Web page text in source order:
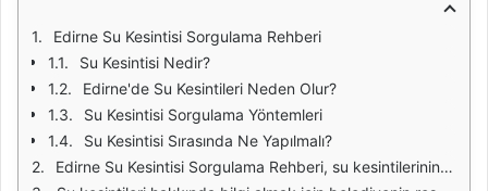
Edirne Su Kesintisi Sorgulama Rehberi
Su Kesintisi Nedir?
Edirne'de Su Kesintileri Neden Olur?
Su Kesintisi Sorgulama Yöntemleri
Su Kesintisi Sırasında Ne Yapılmalı?
Edirne Su Kesintisi Sorgulama Rehberi, su kesintilerinin önceden planlanması ve kullanıcıların bu süreçten en az şekilde etkilenmesi için son derece önemlidir. Belediye, kesintilerin sebebi ve süresi hakkında halkı bilgilendirmek amacıyla çeşitli yollarla iletişim kurmaktadır. Bu bilgiler, su kullanıcılarının günlük yaşamlarını düzenlemelerine yardımcı olur. Özellikle suyu yoğun kullanan iş yerleri ve büyük aileler için bu bilgiler kritik bir öneme sahiptir.